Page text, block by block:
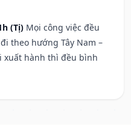
(Tị) Mọi công việc đều
theo hướng Tây Nam –
xuất hành thì đều bình